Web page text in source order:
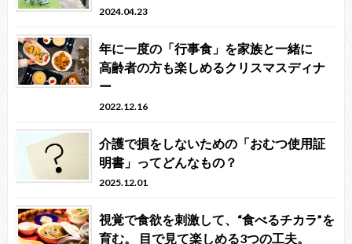
2024.04.23
年に一度の「行事食」を家族と一緒に
高齢者の方も楽しめるクリスマスディナ
ー
2022.12.16
介護で損をしないための「おむつ使用証
明書」ってどんなもの？
2025.12.01
視覚で食欲を刺激して、“食べるチカラ”を
育む。 目で見て楽しめる3つの工夫。